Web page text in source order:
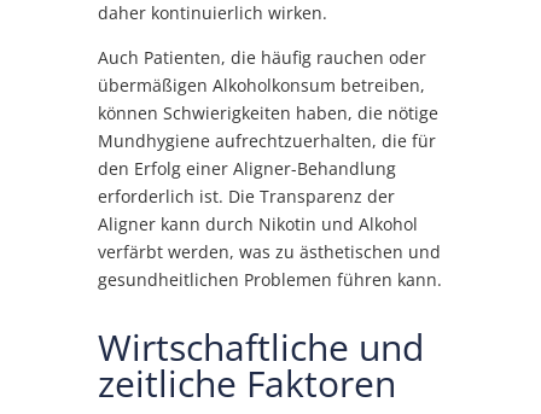
daher kontinuierlich wirken.
Auch Patienten, die häufig rauchen oder
übermäßigen Alkoholkonsum betreiben,
können Schwierigkeiten haben, die nötige
Mundhygiene aufrechtzuerhalten, die für
den Erfolg einer Aligner-Behandlung
erforderlich ist. Die Transparenz der
Aligner kann durch Nikotin und Alkohol
verfärbt werden, was zu ästhetischen und
gesundheitlichen Problemen führen kann.
Wirtschaftliche und
zeitliche Faktoren